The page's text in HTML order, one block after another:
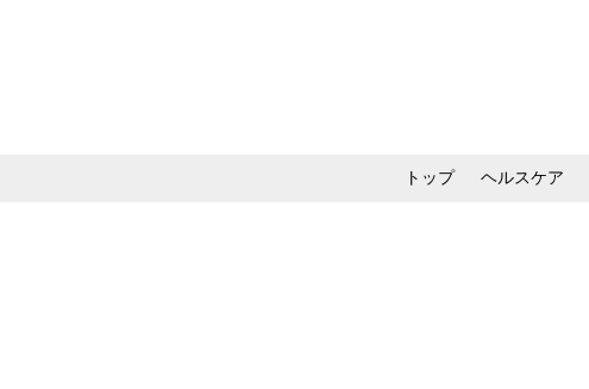
トップ ヘルスケア